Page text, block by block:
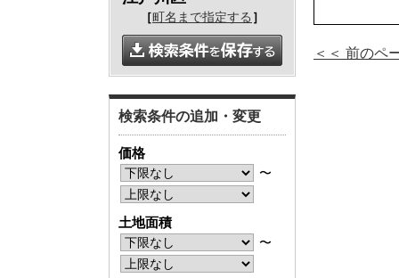
＜＜ 前のペ
［町名まで指定する ］
検索条件の追加・変更
価格
〜
土地面積
〜